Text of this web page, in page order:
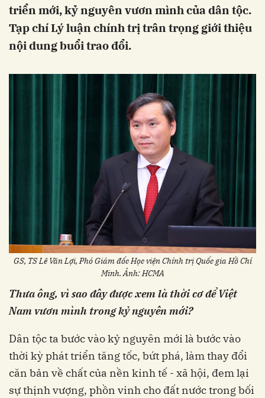
triển mới, kỷ nguyên vươn mình của dân tộc.
Tạp chí Lý luận chính trị trân trọng giới thiệu
nội dung buổi trao đổi.
GS, TS Lê Văn Lợi, Phó Giám đốc Học viện Chính trị Quốc gia Hồ Chí
Minh. Ảnh: HCMA
Thưa ông, vì sao đây được xem là thời cơ để Việt
Nam vươn mình trong kỷ nguyên mới?
Dân tộc ta bước vào kỷ nguyên mới là bước vào
thời kỳ phát triển tăng tốc, bứt phá, làm thay đổi
căn bản về chất của nền kinh tế - xã hội, đem lại
sự thịnh vượng, phồn vinh cho đất nước trong bối